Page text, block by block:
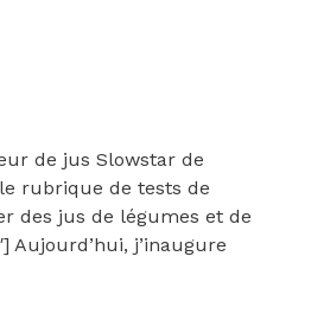
de jus Slowstar de
rubrique de tests de
des jus de légumes et de
Aujourd’hui, j’inaugure